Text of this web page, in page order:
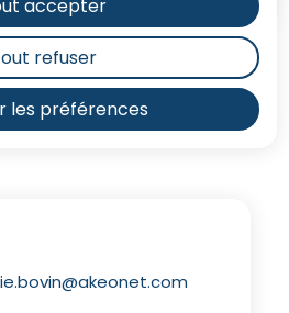
les préférences
accepter
refuser